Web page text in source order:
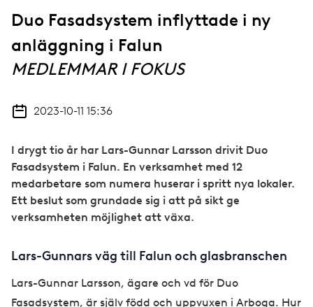
g
Duo Fasadsystem inflyttade i ny
anläggning i Falun
MEDLEMMAR I FOKUS
2023-10-11 15:36
I drygt tio år har Lars-Gunnar Larsson drivit Duo
Fasadsystem i Falun. En verksamhet med 12
medarbetare som numera huserar i spritt nya lokaler.
Ett beslut som grundade sig i att på sikt ge
verksamheten möjlighet att växa.
Lars-Gunnars väg till Falun och glasbranschen
Lars-Gunnar Larsson, ägare och vd för Duo
Fasadsystem, är själv född och uppvuxen i Arboga. Hur